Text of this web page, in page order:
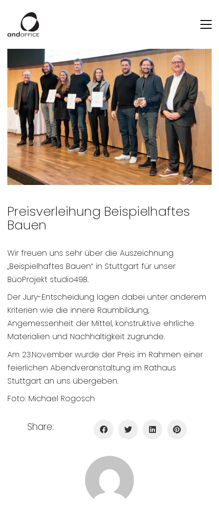
Preisverleihung Beispielhaftes
Bauen
Wir freuen uns sehr über die Auszeichnung
„Beispielhaftes Bauen“ in Stuttgart für unser
BüoProjekt studio49B.
Der Jury-Entscheidung lagen dabei unter anderem
Kriterien wie die innere Raumbildung,
Angemessenheit der Mittel, konstruktive ehrliche
Materialien und Nachhaltigkeit zugrunde.
Am 23.November wurde der Preis im Rahmen einer
feierlichen Abendveranstaltung im Rathaus
Stuttgart an uns übergeben.
Foto: Michael Rogosch
Share: